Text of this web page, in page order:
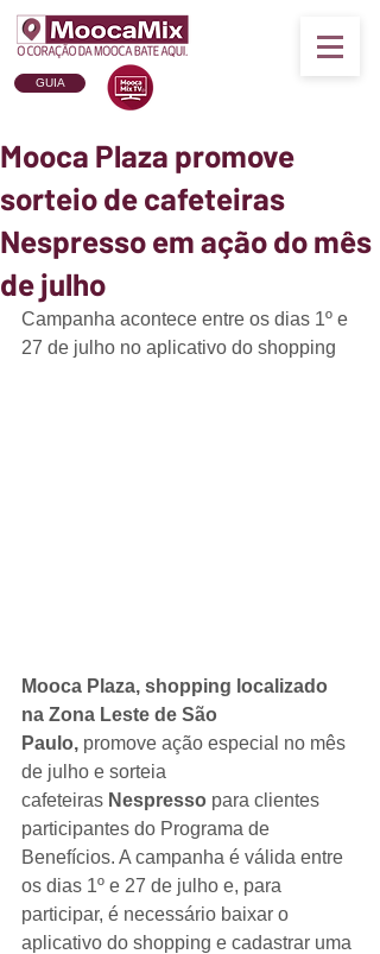
GUIA
Mooca Plaza promove
sorteio de cafeteiras
Nespresso em ação do mês
de julho
Campanha acontece entre os dias 1º e
27 de julho no aplicativo do shopping
Mooca Plaza, shopping localizado
na Zona Leste de São
Paulo, promove ação especial no mês
de julho e sorteia
cafeteiras Nespresso para clientes
participantes do Programa de
Benefícios. A campanha é válida entre
os dias 1º e 27 de julho e, para
participar, é necessário baixar o
aplicativo do shopping e cadastrar uma